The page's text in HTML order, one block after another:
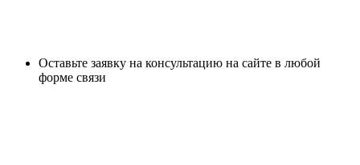
Оставьте заявку на консультацию на сайте в любой
форме связи